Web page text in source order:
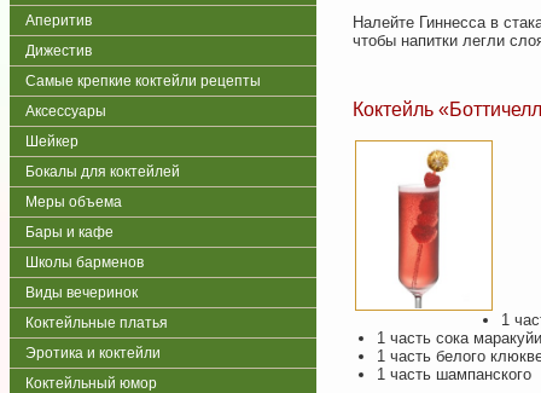
Аперитив
Дижестив
Самые крепкие коктейли рецепты
Аксессуары
Шейкер
Бокалы для коктейлей
Меры объема
Бары и кафе
Школы барменов
Виды вечеринок
Коктейльные платья
Эротика и коктейли
Коктейльный юмор
Налейте Гиннесса в
чтобы напитки легли
Коктейль
1
1 часть сока маракуйи
1 часть белого
1 часть шампанского